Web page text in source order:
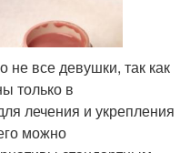
не все девушки, так как
только в
лечения и укрепления
можно